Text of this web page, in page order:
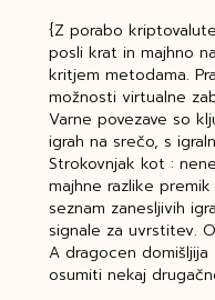
{Z porabo
posli krat in majhno
kritjem metodama.
možnosti virtualne
Varne povezave so
igrah na srečo, s
Strokovnjak kot :
majhne razlike
seznam zanesljivih
signale za uvrstitev.
A dragocen
osumiti nekaj